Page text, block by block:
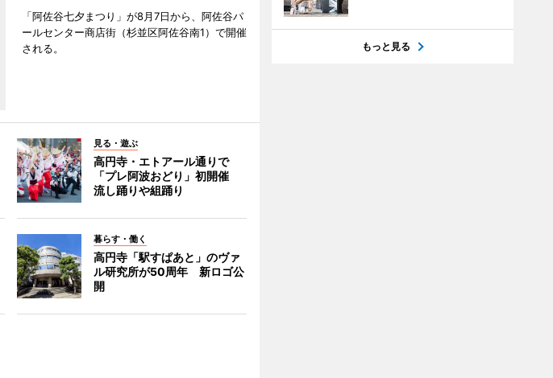
「阿佐谷七夕まつり」が8月7日から、阿佐谷パ
ールセンター商店街（杉並区阿佐谷南1）で開催
される。
見る・遊ぶ
高円寺・エトアール通りで
「プレ阿波おどり」初開催
流し踊りや組踊り
暮らす・働く
高円寺「駅すぱあと」のヴァ
ル研究所が50周年 新ロゴ公
開
もっと見る